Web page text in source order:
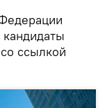
со ссылкой